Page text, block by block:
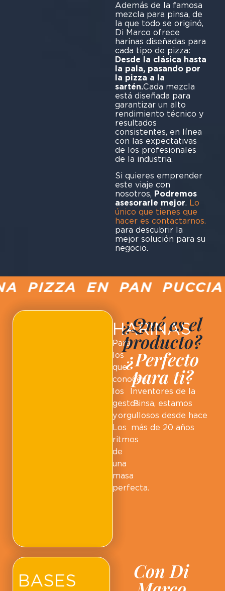
Además de la famosa
mezcla para pinsa, de
la que todo se originó,
Di Marco ofrece
harinas diseñadas para
cada tipo de pizza:
Desde la clásica hasta
la pala, pasando por
la pizza a la
sartén.Cada mezcla
está diseñada para
garantizar un alto
rendimiento técnico y
resultados
consistentes, en línea
con las expectativas
de los profesionales
de la industria.
Si quieres emprender
este viaje con
nosotros, Podremos
asesorarle mejor. Lo
único que tienes que
hacer es contactarnos.
para descubrir la
mejor solución para su
negocio.
EN PAN PUCCIA
HARINAS
Para
los
que
conocen
los
gestos
y
Los
ritmos
de
una
masa
perfecta.
¿Qué es el
producto?
¿Perfecto
para ti?
Inventores de la
Pinsa, estamos
orgullosos desde hace
más de 20 años
Con Di
BASES